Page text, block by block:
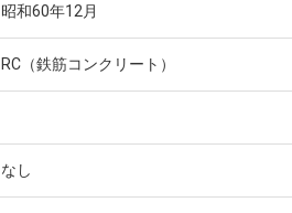
昭和60年12月
RC（鉄筋コンクリート）
なし